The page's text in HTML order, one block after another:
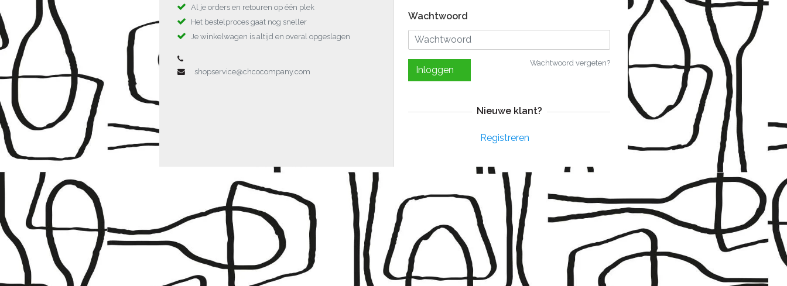
Al je orders en retouren op één plek
Het bestelproces gaat nog sneller
Je winkelwagen is altijd en overal opgeslagen
shopservice@chcocompany.com
Wachtwoord
Wachtwoord vergeten?
Inloggen
Nieuwe klant?
Registreren